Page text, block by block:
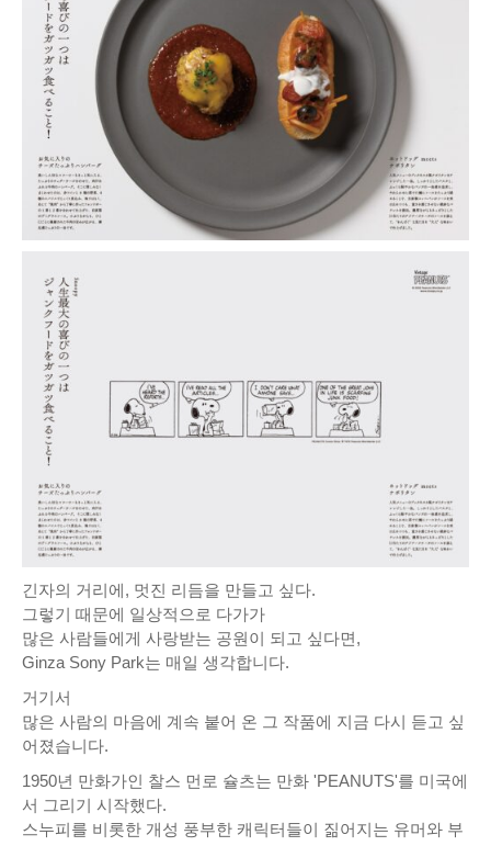
긴자의 거리에, 멋진 리듬을 만들고 싶다.
그렇기 때문에 일상적으로 다가가
많은 사람들에게 사랑받는 공원이 되고 싶다면,
Ginza Sony Park는 매일 생각합니다.
거기서
많은 사람의 마음에 계속 붙어 온 그 작품에 지금 다시 듣고 싶
어졌습니다.
1950년 만화가인 찰스 먼로 슐츠는 만화 'PEANUTS'를 미국에
서 그리기 시작했다.
스누피를 비롯한 개성 풍부한 캐릭터들이 짊어지는 유머와 부